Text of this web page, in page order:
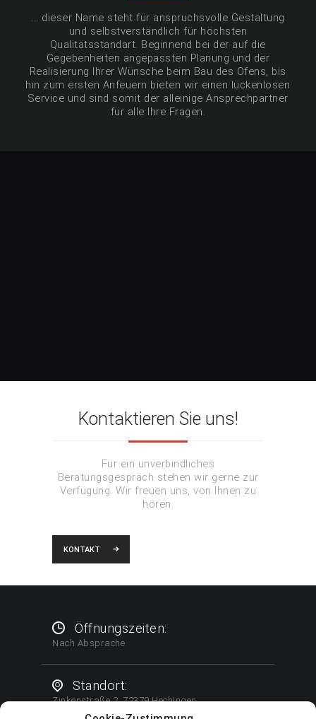
... dieser Name steht für anspruchsvolle Gestaltung
und selbstverständlich für höchsten
Qualitätsstandart. Beginnend bei der auf die
Gegebenheiten angepassten Planung und der
Realisierung Ihrer Wünsche beim Bau des Ofens, bis
hin zum ersten Anfeuern bieten wir einen lückenlosen
Service und sind somit der alleinige Ansprechpartner
für alle Ihre Fragen.
Kontaktieren Sie uns!
Für ein unverbindliches
Beratungsgespräch stehen wir gerne zur
Verfügung. Wir freuen uns, von Ihnen zu
hören.
KONTAKT
Öffnungszeiten:
Nach Absprache
Standort:
Zinkenstraße 2, 72379 Hechingen